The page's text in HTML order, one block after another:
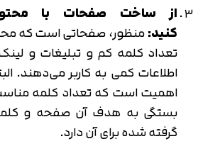
از ساخت صفحات با
کنید:منظور، صفحاتی است که
تعداد کلمه کم و تبلیغات و
اطلاعات کمی به کاربر می‌دهند.
اهمیت است که تعداد کلمه
بستگی به هدف آن صفحه و
گرفته شده برای آن دارد.